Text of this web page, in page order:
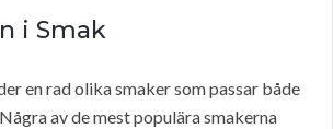
i Smak
en rad olika smaker som passar både
av de mest populära smakerna